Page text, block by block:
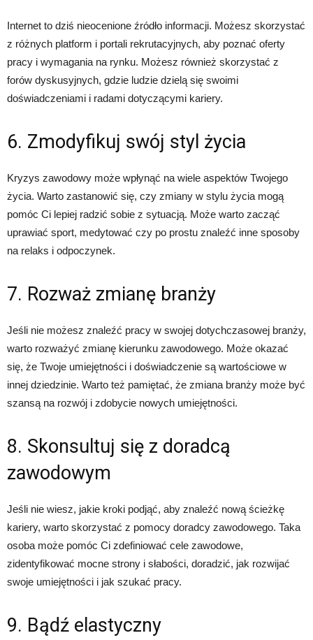
Internet to dziś nieocenione źródło informacji. Możesz skorzystać
z różnych platform i portali rekrutacyjnych, aby poznać oferty
pracy i wymagania na rynku. Możesz również skorzystać z
forów dyskusyjnych, gdzie ludzie dzielą się swoimi
doświadczeniami i radami dotyczącymi kariery.
6. Zmodyfikuj swój styl życia
Kryzys zawodowy może wpłynąć na wiele aspektów Twojego
życia. Warto zastanowić się, czy zmiany w stylu życia mogą
pomóc Ci lepiej radzić sobie z sytuacją. Może warto zacząć
uprawiać sport, medytować czy po prostu znaleźć inne sposoby
na relaks i odpoczynek.
7. Rozważ zmianę branży
Jeśli nie możesz znaleźć pracy w swojej dotychczasowej branży,
warto rozważyć zmianę kierunku zawodowego. Może okazać
się, że Twoje umiejętności i doświadczenie są wartościowe w
innej dziedzinie. Warto też pamiętać, że zmiana branży może być
szansą na rozwój i zdobycie nowych umiejętności.
8. Skonsultuj się z doradcą
zawodowym
Jeśli nie wiesz, jakie kroki podjąć, aby znaleźć nową ścieżkę
kariery, warto skorzystać z pomocy doradcy zawodowego. Taka
osoba może pomóc Ci zdefiniować cele zawodowe,
zidentyfikować mocne strony i słabości, doradzić, jak rozwijać
swoje umiejętności i jak szukać pracy.
9. Bądź elastyczny